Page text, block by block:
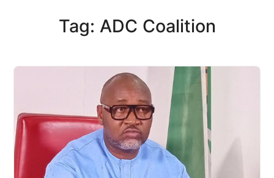
Tag: ADC Coalition